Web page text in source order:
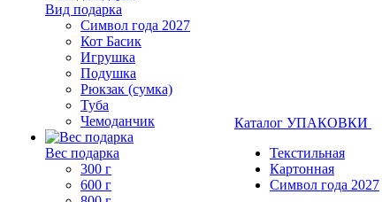
Вид подарка
Символ года 2027
Кот Басик
Игрушка
Подушка
Рюкзак (сумка)
Туба
Чемоданчик
Вес подарка
300 г
600 г
Каталог УПАКОВКИ
Текстильная
Картонная
Символ года 2027